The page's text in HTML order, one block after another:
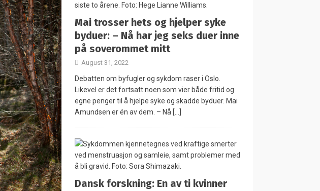
Mai trosser hets og hjelper syke
byduer: – Nå har jeg seks duer inne
på soverommet mitt
August 31, 2022
Debatten om byfugler og sykdom raser i Oslo.
Likevel er det fortsatt noen som vier både fritid og
egne penger til å hjelpe syke og skadde byduer. Mai
Amundsen er én av dem. – Nå […]
Dansk forskning: En av ti kvinner